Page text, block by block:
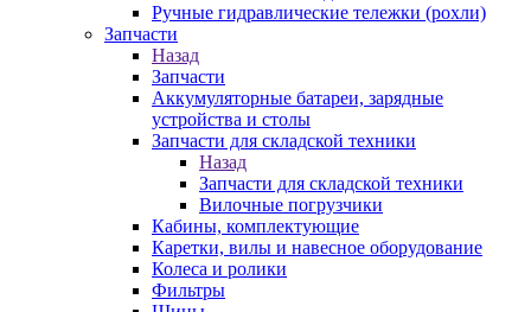
Ручные гидравлические тележки (рохли)
Запчасти
Назад
Запчасти
Аккумуляторные батареи, зарядные
устройства и столы
Запчасти для складской техники
Назад
Запчасти для складской техники
Вилочные погрузчики
Кабины, комплектующие
Каретки, вилы и навесное оборудование
Колеса и ролики
Фильтры